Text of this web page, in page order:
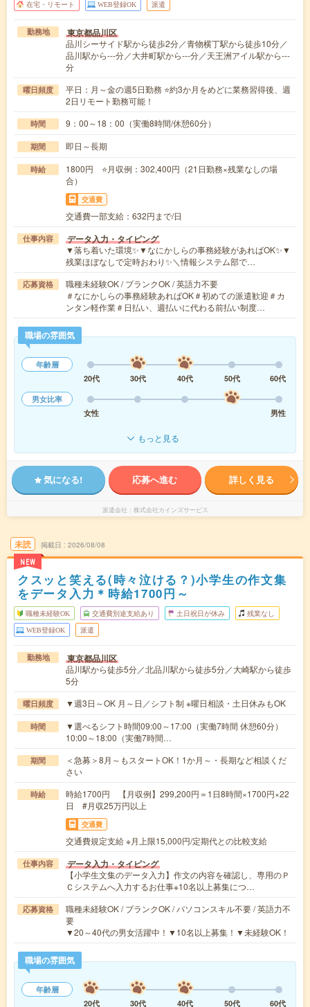
在宅・リモート WEB登録OK 派遣
勤務地 東京都品川区
品川シーサイド駅から徒歩2分／青物横丁駅から徒歩10分／
品川駅から---分／大井町駅から---分／天王洲アイル駅から---
分
曜日頻度
平日：月～金の週5日勤務 ⭐約3か月をめどに業務習得後、週
2日リモート勤務可能！
時間 9：00～18：00（実働8時間/休憩60分）
期間 即日～長期
時給
1800円 ⭐月収例：302,400円（21日勤務×残業なしの場
合）
交通費
交通費一部支給：632円まで/日
仕事内容 データ入力・タイピング
▼落ち着いた環境✨▼なにかしらの事務経験があればOK✨▼
残業ほぼなしで定時おわり✨＼情報システム部で…
応募資格
職種未経験OK / ブランクOK / 英語力不要
＃なにかしらの事務経験あればOK＃初めての派遣歓迎＃カ
ンタン軽作業＃日払い、週払いに代わる前払い制度…
職場の雰囲気
年齢層
20代
30代 40代 50代
60代
男女比率
女性
男性
もっと見る
気になる! 応募へ進む 詳しく見る
派遣会社 株式会社カインズサービス
未読
NEW
掲載日 2026/08/08
クスッと笑える(時々泣ける？)小学生の作文集
をデータ入力＊時給1700円～
職種未経験OK 交通費別途支給あり 土日祝日が休み 残業なし
WEB登録OK 派遣
勤務地 東京都品川区
品川駅から徒歩5分／北品川駅から徒歩5分／大崎駅から徒歩
5分
曜日頻度 ▼週3日～OK 月～日／シフト制 ※曜日相談・土日休みもOK
時間
▼選べるシフト時間09:00～17:00（実働7時間 休憩60分）
10:00～18:00（実働7時間…
期間
＜急募＞8月～もスタートOK！1か月～・長期など相談くだ
さい
時給
時給1700円 【月収例】299,200円＝1日8時間×1700円×22
日 #月収25万円以上
交通費
交通費規定支給 ※月上限15,000円/定期代との比較支給
仕事内容 データ入力・タイピング
【小学生文集のデータ入力】作文の内容を確認し、専用のＰ
Ｃシステムへ入力するお仕事※10名以上募集につ…
応募資格
職種未経験OK / ブランクOK / パソコンスキル不要 / 英語力不
要
▼20～40代の男女活躍中！▼10名以上募集！▼未経験OK！
職場の雰囲気
年齢層
20代
30代 40代 50代 60代